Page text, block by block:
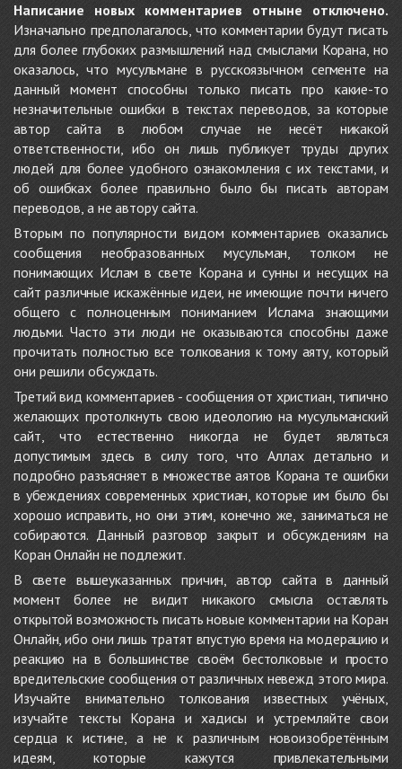
Написание новых комментариев отныне отключено.
Изначально предполагалось, что комментарии будут писать
для более глубоких размышлений над смыслами Корана, но
оказалось, что мусульмане в русскоязычном сегменте на
данный момент способны только писать про какие-то
незначительные ошибки в текстах переводов, за которые
автор сайта в любом случае не несёт никакой
ответственности, ибо он лишь публикует труды других
людей для более удобного ознакомления с их текстами, и
об ошибках более правильно было бы писать авторам
переводов, а не автору сайта.
Вторым по популярности видом комментариев оказались
сообщения необразованных мусульман, толком не
понимающих Ислам в свете Корана и сунны и несущих на
сайт различные искажённые идеи, не имеющие почти ничего
общего с полноценным пониманием Ислама знающими
людьми. Часто эти люди не оказываются способны даже
прочитать полностью все толкования к тому аяту, который
они решили обсуждать.
Третий вид комментариев - сообщения от христиан, типично
желающих протолкнуть свою идеологию на мусульманский
сайт, что естественно никогда не будет являться
допустимым здесь в силу того, что Аллах детально и
подробно разъясняет в множестве аятов Корана те ошибки
в убеждениях современных христиан, которые им было бы
хорошо исправить, но они этим, конечно же, заниматься не
собираются. Данный разговор закрыт и обсуждениям на
Коран Онлайн не подлежит.
В свете вышеуказанных причин, автор сайта в данный
момент более не видит никакого смысла оставлять
открытой возможность писать новые комментарии на Коран
Онлайн, ибо они лишь тратят впустую время на модерацию и
реакцию на в большинстве своём бестолковые и просто
вредительские сообщения от различных невежд этого мира.
Изучайте внимательно толкования известных учёных,
изучайте тексты Корана и хадисы и устремляйте свои
сердца к истине, а не к различным новоизобретённым
идеям, которые кажутся привлекательными